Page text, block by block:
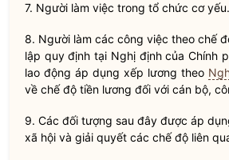
7. Người làm việc trong tổ chức cơ yếu.
8. Người làm các công việc theo chế
lập quy định tại Nghị định của Chính
lao động áp dụng xếp lương theo
về chế độ tiền lương đối với cán bộ,
9. Các đối tượng sau đây được áp
xã hội và giải quyết các chế độ liên